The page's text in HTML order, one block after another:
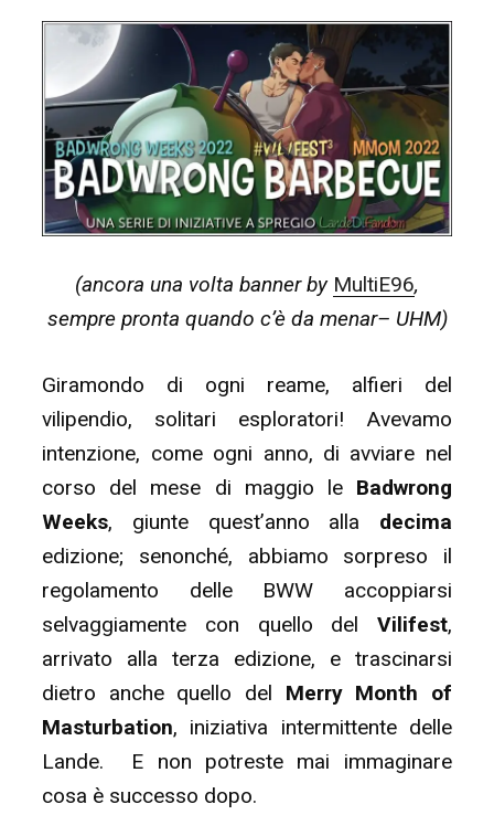
Vilipendio
a
molte
altre
cose)”
(ancora una volta banner by MultiE96,
sempre pronta quando c’è da menar– UHM)
Giramondo di ogni reame, alfieri del
vilipendio, solitari esploratori! Avevamo
intenzione, come ogni anno, di avviare nel
corso del mese di maggio le Badwrong
Weeks, giunte quest’anno alla decima
edizione; senonché, abbiamo sorpreso il
regolamento delle BWW accoppiarsi
selvaggiamente con quello del Vilifest,
arrivato alla terza edizione, e trascinarsi
dietro anche quello del Merry Month of
Masturbation, iniziativa intermittente delle
Lande. E non potreste mai immaginare
cosa è successo dopo.